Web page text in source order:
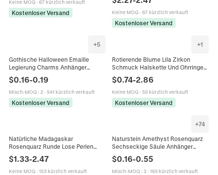
Keine MOQ · 67 kürzlich verkauft
Kostenloser Versand
Rand Retro Schmuck Für Damen
Keine MOQ · 67 kürzlich verkauft
Kostenloser Versand
+5
Gothische Halloween Emaille
Legierung Charms Anhänger
Sonne Für DIY Schmuckherstellung
$0.16-0.19
Misch-MOQ : 2· 541 kürzlich verkauft
Kostenloser Versand
+1
Rotierende Blume Lila Zirkon
Schmuck Halskette Und Ohrringe
Beschichteter Titanstahl Mode
$0.74-2.86
Keine MOQ · 55 kürzlich verkauft
Kostenloser Versand
Natürliche Madagaskar
Rosenquarz Runde Lose Perlen
Polierte Rosa Edelstein Für DIY
Schmuckherstellung Armband
Halskette Handwerk
$1.33-2.47
Keine MOQ · 153 kürzlich verkauft
+74
Naturstein Amethyst Rosenquarz
Sechseckige Säule Anhänger
Halskette Reiki Heilung Kristall
Pendel Schmuck
$0.16-0.55
Misch-MOQ : 3· 193 kürzlich verkauft